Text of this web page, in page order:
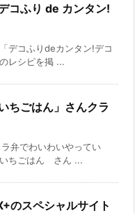
コふり de カンタン!
デコふりdeカンタン!デコ
レシピを掲 ...
ちごはん」さんクラ
弁でわいわいやってい
ちごはん さん ...
のスペシャルサイト